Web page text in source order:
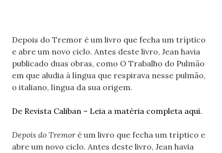
Depois do Tremor é um livro que fecha um tríptico
e abre um novo ciclo. Antes deste livro, Jean havia
publicado duas obras, como O Trabalho do Pulmão
em que aludia à língua que respirava nesse pulmão,
o italiano, língua da sua origem.
De Revista Caliban – Leia a matéria completa aqui.
Depois do Tremor é um livro que fecha um tríptico e
abre um novo ciclo. Antes deste livro, Jean havia